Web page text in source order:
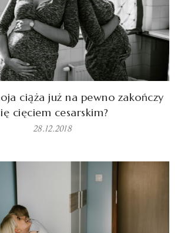
ciąża już na pewno zakończy
cięciem cesarskim?
28.12.2018